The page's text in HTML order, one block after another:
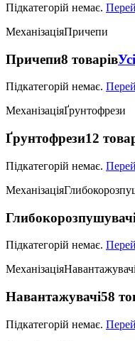
Підкатегорій немає.
МеханізаціяПричепи
Причепи8 товарів
Підкатегорій немає.
МеханізаціяҐрунтофрези
Ґрунтофрези12
Підкатегорій немає.
Механізація
Глибокорозпушувачі
Підкатегорій немає.
МеханізаціяНавантажувачі
Навантажувачі58
Підкатегорій немає.